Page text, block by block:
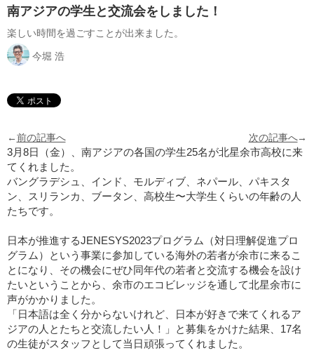
南アジアの学生と交流会をしました！
楽しい時間を過ごすことが出来ました。
今堀 浩
←前の記事へ 次の記事へ→
3月8日（金）、南アジアの各国の学生25名が北星余市高校に来
てくれました。
バングラデシュ、インド、モルディブ、ネパール、パキスタ
ン、スリランカ、ブータン、高校生〜大学生くらいの年齢の人
たちです。
日本が推進するJENESYS2023プログラム（対日理解促進プロ
グラム）という事業に参加している海外の若者が余市に来るこ
とになり、その機会にぜひ同年代の若者と交流する機会を設け
たいということから、余市のエコビレッジを通して北星余市に
声がかかりました。
「日本語は全く分からないけれど、日本が好きで来てくれるア
ジアの人とたちと交流したい人！」と募集をかけた結果、17名
の生徒がスタッフとして当日頑張ってくれました。